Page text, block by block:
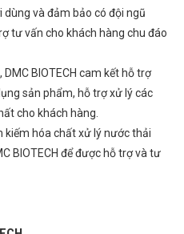
và đảm bảo có đội ngũ
tư vấn cho khách hàng chu đáo
BIOTECH cam kết hỗ trợ
sản phẩm, hỗ trợ xử lý các
cho khách hàng.
kiếm hóa chất xử lý nước thải
BIOTECH để được hỗ trợ và tư